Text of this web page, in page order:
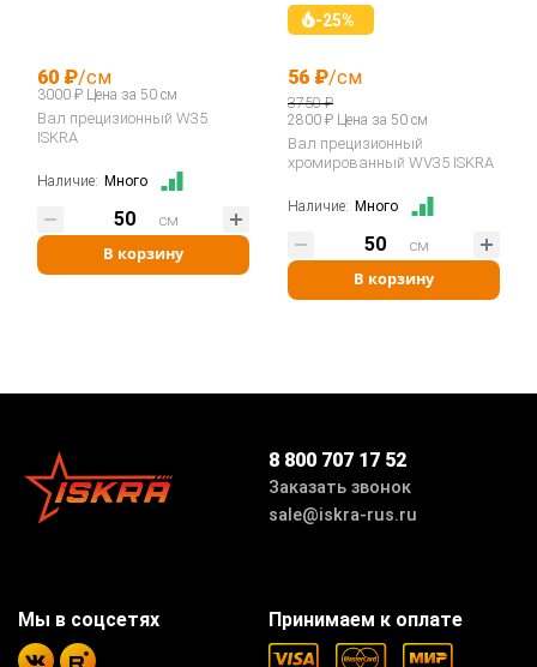
60 ₽/см
3000 ₽ Цена за 50 см
Вал прецизионный W35
ISKRA
Наличие: Много
В корзину
см
-25%
56 ₽/см
3750 ₽
2800 ₽ Цена за 50 см
Вал прецизионный
хромированный WV35 ISKRA
Наличие: Много
В корзину
см
8 800 707 17 52
Заказать звонок
sale@iskra-rus.ru
Принимаем к оплате
Мы в соцсетях